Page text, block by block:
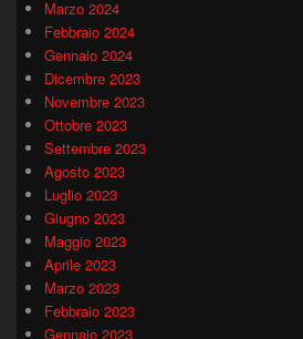
Marzo 2024
Febbraio 2024
Gennaio 2024
Dicembre 2023
Novembre 2023
Ottobre 2023
Settembre 2023
Agosto 2023
Luglio 2023
Giugno 2023
Maggio 2023
Aprile 2023
Marzo 2023
Febbraio 2023
Gennaio 2023